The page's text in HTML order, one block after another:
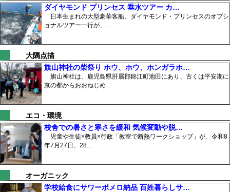
ダイヤモンド プリンセス 垂水ツアー カ…
日本生まれの大型豪華客船、ダイヤモンド・プリンセスのオプシ
ョナルツアー一行が、…
大隅点描
旗山神社の柴祭り ホウ、ホウ、ホンガラホ…
旗山神社は、鹿児島県肝属郡錦江町池田にあり、古くは平安期に
京の都からおおねじめ…
エコ・環境
校舎での暑さと寒さを緩和 気候変動や脱…
児童や生徒×教員×行政「教室で断熱ワークショップ」が、令和8
年7月27日、28…
オーガニック
学校給食にサワーポメロ納品 百姓暮らしサ…